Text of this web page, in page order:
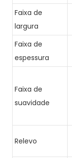
Faixa de
largura
Faixa de
espessura
Faixa de
suavidade
Relevo